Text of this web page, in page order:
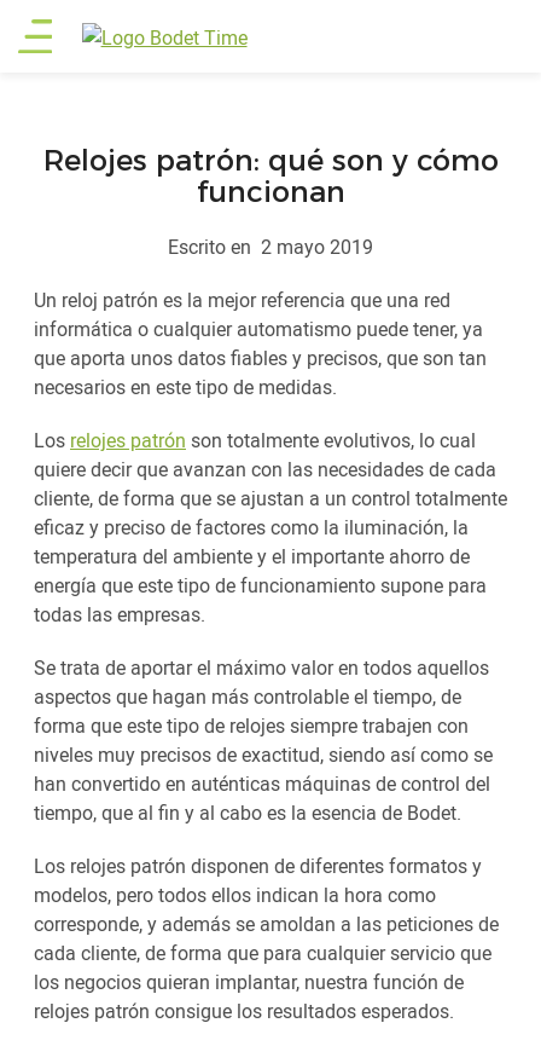
Pasar
Main
Relojes patrón: qué son y cómo
funcionan
Escrito en 2 mayo 2019
Un reloj patrón es la mejor referencia que una red
informática o cualquier automatismo puede tener, ya
que aporta unos datos fiables y precisos, que son tan
necesarios en este tipo de medidas.
Los relojes patrón son totalmente evolutivos, lo cual
quiere decir que avanzan con las necesidades de cada
cliente, de forma que se ajustan a un control totalmente
eficaz y preciso de factores como la iluminación, la
temperatura del ambiente y el importante ahorro de
energía que este tipo de funcionamiento supone para
todas las empresas.
Se trata de aportar el máximo valor en todos aquellos
aspectos que hagan más controlable el tiempo, de
forma que este tipo de relojes siempre trabajen con
niveles muy precisos de exactitud, siendo así como se
han convertido en auténticas máquinas de control del
tiempo, que al fin y al cabo es la esencia de Bodet.
Los relojes patrón disponen de diferentes formatos y
modelos, pero todos ellos indican la hora como
corresponde, y además se amoldan a las peticiones de
cada cliente, de forma que para cualquier servicio que
los negocios quieran implantar, nuestra función de
relojes patrón consigue los resultados esperados.